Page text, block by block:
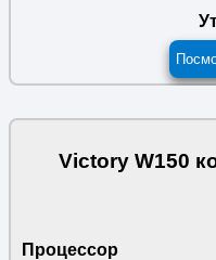
Victory W150
Процессор